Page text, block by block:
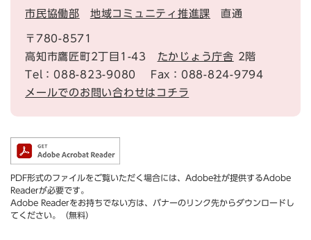
市民協働部 地域コミュニティ推進課 直通
〒780-8571
高知市鷹匠町2丁目1-43 たかじょう庁舎 2階
Tel：088-823-9080
Fax：088-824-9794
メールでのお問い合わせはコチラ
PDF形式のファイルをご覧いただく場合には、Adobe社が提供するAdobe
Readerが必要です。
Adobe Readerをお持ちでない方は、バナーのリンク先からダウンロードし
てください。（無料）